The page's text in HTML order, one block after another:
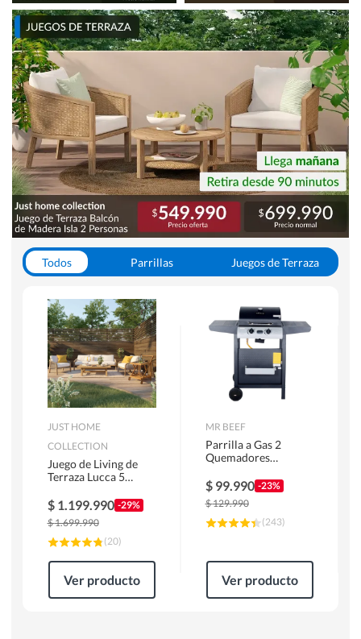
Todos Parrillas
Juegos de Terraza
JUST HOME
COLLECTION
Juego de Living de
Terraza Lucca 5
$ 1.199.990 -29%
$1.699.990
(20)
Ver producto
MR BEEF
Parrilla a Gas 2
Quemadores
$ 99.990 -23%
$129.990
(243)
Ver producto